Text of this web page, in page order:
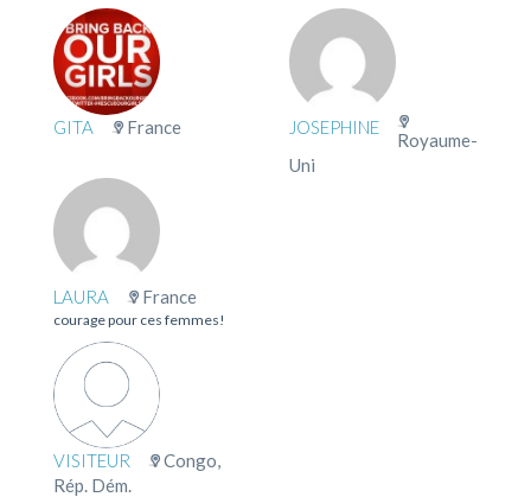
GITA France JOSEPHINE
Royaume-
Uni
LAURA France
courage pour ces femmes!
VISITEUR
Congo,
Rép. Dém.